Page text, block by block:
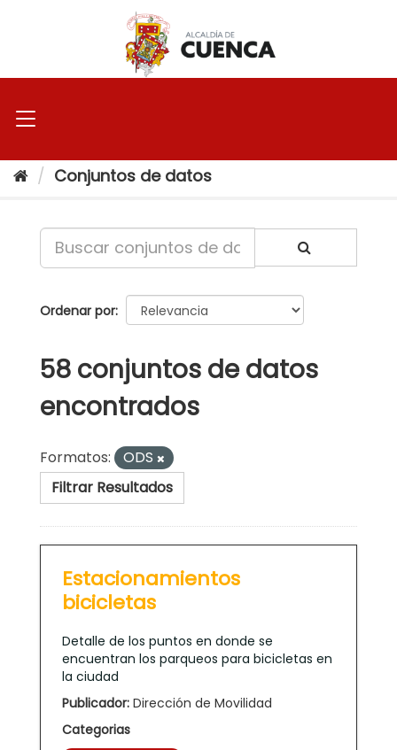
Conjuntos de datos
Ordenar por
58 conjuntos de datos
encontrados
Formatos:
ODS
Filtrar Resultados
Estacionamientos
bicicletas
Detalle de los puntos en donde se
encuentran los parqueos para bicicletas en
la ciudad
Publicador: Dirección de Movilidad
Categorias